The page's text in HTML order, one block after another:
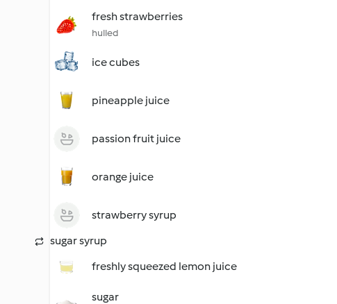
fresh strawberries
hulled
ice cubes
pineapple juice
passion fruit juice
orange juice
strawberry syrup
sugar syrup
freshly squeezed lemon juice
sugar